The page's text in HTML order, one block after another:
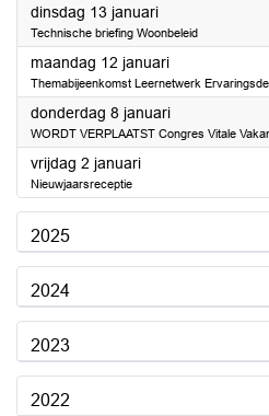
dinsdag 13 januari2026
Technische briefing Woonbeleid
maandag 12 januari2026
Themabijeenkomst Leernetwerk
donderdag 8 januari2026
WORDT VERPLAATST Congres Vitale
vrijdag 2 januari2026
Nieuwjaarsreceptie
2025
2024
2023
2022